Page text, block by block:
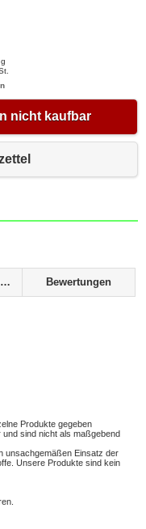
nicht kaufbar
Sonstige Informationen Bewertungen
Produkte gegeben
sind nicht als maßgebend
unsachgemäßen Einsatz der
Unsere Produkte sind kein